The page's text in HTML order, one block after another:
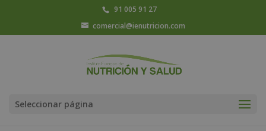
91 005 91 27
comercial@ienutricion.com
Seleccionar página